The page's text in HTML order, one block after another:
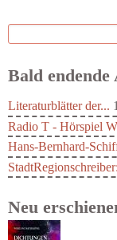
Suchformular
Suche
Bald endende
Literaturblätter der...
Radio T - Hörspiel
Hans-Bernhard-
Neu